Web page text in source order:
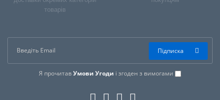
товарів
Я прочитавУмови Угоди і згоден з вимогами
Підписка